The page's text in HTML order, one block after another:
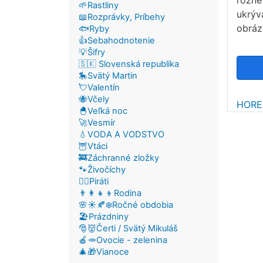
🌱Rastliny
📖Rozprávky, Príbehy
🐟Ryby
👍Sebahodnotenie
💡Šifry
🇸🇰 Slovenská republika
🎠Svätý Martin
💘Valentín
🐝Včely
🐣Veľká noc
🚀Vesmír
💧VODA A VODSTVO
🦉Vtáci
🚒Záchranné zložky
🐾Živočíchy
🏴‍☠️Piráti
👨‍👩‍👧‍👦Rodina
🌸☀️🍂❄️Ročné obdobia
🏖️Prázdniny
🎅👹Čerti / Svätý Mikuláš
🍎🥕Ovocie - zelenina
🎄🎁Vianoce